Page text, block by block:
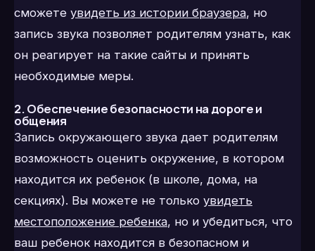
сможете увидеть из истории браузера, но
запись звука позволяет родителям узнать, как
он реагирует на такие сайты и принять
необходимые меры.
2. Обеспечение безопасности на дороге и
общения
Запись окружающего звука дает родителям
возможность оценить окружение, в котором
находится их ребенок (в школе, дома, на
секциях). Вы можете не только увидеть
местоположение ребенка, но и убедиться, что
ваш ребенок находится в безопасном и